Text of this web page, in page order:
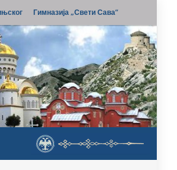
Гимназија „Свети Сава“